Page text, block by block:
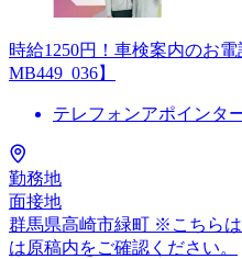
時給1250円！車検案内のお
MB449_036】
テレフォンアポインタ
勤務地
面接地
群馬県高崎市緑町 ※こちら
は原稿内をご確認ください。